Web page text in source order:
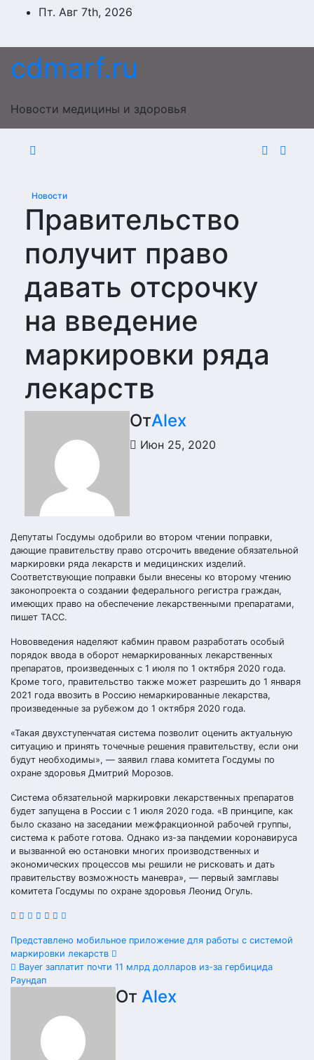
ПерейтиПт. Авг 7th, 2026
cdmarf.ru
Новости медицины и здоровья
Новости
Правительство
получит право
давать отсрочку
на введение
маркировки ряда
лекарств
ОтAlex
Июн 25, 2020
Депутаты Госдумы одобрили во втором чтении поправки,
дающие правительству право отсрочить введение обязательной
маркировки ряда лекарств и медицинских изделий.
Соответствующие поправки были внесены ко второму чтению
законопроекта о создании федерального регистра граждан,
имеющих право на обеспечение лекарственными препаратами,
пишет ТАСС.
Нововведения наделяют кабмин правом разработать особый
порядок ввода в оборот немаркированных лекарственных
препаратов, произведенных с 1 июля по 1 октября 2020 года.
Кроме того, правительство также может разрешить до 1 января
2021 года ввозить в Россию немаркированные лекарства,
произведенные за рубежом до 1 октября 2020 года.
«Такая двухступенчатая система позволит оценить актуальную
ситуацию и принять точечные решения правительству, если они
будут необходимы», — заявил глава комитета Госдумы по
охране здоровья Дмитрий Морозов.
Система обязательной маркировки лекарственных препаратов
будет запущена в России с 1 июля 2020 года. «В принципе, как
было сказано на заседании межфракционной рабочей группы,
система к работе готова. Однако из-за пандемии коронавируса
и вызванной ею остановки многих производственных и
экономических процессов мы решили не рисковать и дать
правительству возможность маневра», — первый замглавы
комитета Госдумы по охране здоровья Леонид Огуль.
Навигация
по
Представлено мобильное приложение для работы с системой
маркировки лекарств
Bayer заплатит почти 11 млрд долларов из-за гербицида
Раундап
От Alex